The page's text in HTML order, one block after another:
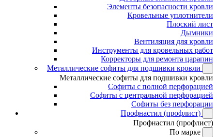
Элементы безопасности кровли
Кровельные уплотнители
Плоский лист
Дымники
Вентиляция для кровли
Инструменты для кровельных работ
Корректоры для ремонта царапин
Металлические софиты для подшивки кровли
Металлические софиты для подшивки кровли
Софиты с полной перфорацией
Софиты с центральной перфорацией
Софиты без перфорации
Профнастил (профлист)
Профнастил (профлист)
По марке